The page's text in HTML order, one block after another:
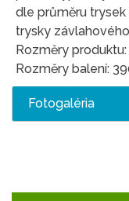
dle průměru
trysky
Rozměry
Rozměry balení:
Fotogaléria